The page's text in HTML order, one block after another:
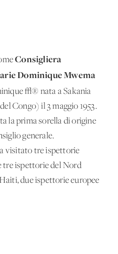
Consigliera
Dominique Mwema
√® nata a Sakania
Congo) il 3 maggio 1953.
la prima sorella di origine
generale.
visitato tre ispettorie
tre ispettorie del Nord
due ispettorie europee